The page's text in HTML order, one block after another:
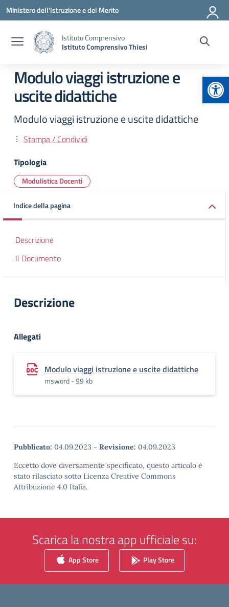
Vai ai contenuti
Vai al menu di navigazione
Vai al footer
Ministero dell'Istruzione e del Merito
Istituto Comprensivo
Istituto Comprensivo Thiesi
Modulo viaggi istruzione e
uscite didattiche
Modulo viaggi istruzione e uscite didattiche
Stampa / Condividi
Tipologia
Modulistica Docenti
Indice della pagina
Descrizione
Il Documento
Descrizione
Allegati
Modulo viaggi istruzione e uscite didattiche
msword - 99 kb
Pubblicato: 04.09.2023 - Revisione: 04.09.2023
Eccetto dove diversamente specificato, questo articolo è
stato rilasciato sotto Licenza Creative Commons
Attribuzione 4.0 Italia.
Scarica la nostra app ufficiale su:
App Store Play Store